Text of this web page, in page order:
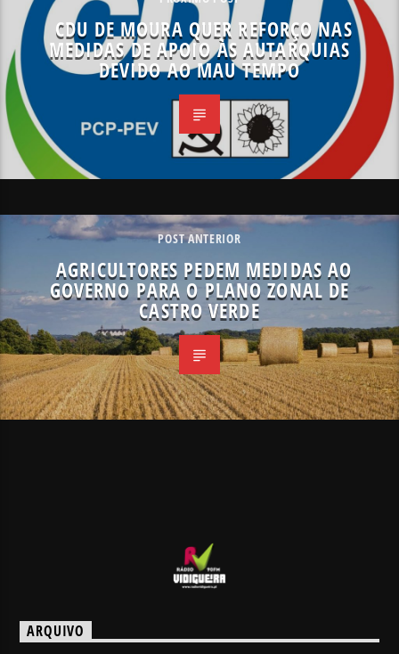
CDU DE MOURA QUER REFORÇO NAS
MEDIDAS DE APOIO ÀS AUTARQUIAS
DEVIDO AO MAU TEMPO
POST ANTERIOR
AGRICULTORES PEDEM MEDIDAS AO
GOVERNO PARA O PLANO ZONAL DE
CASTRO VERDE
ARQUIVO